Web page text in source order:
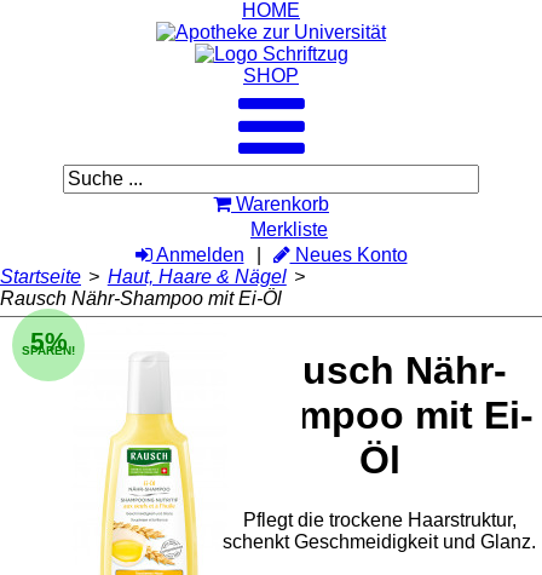
HOME
SHOP
Warenkorb
Merkliste
Anmelden
Neues Konto
Startseite > Haut, Haare & Nägel >
Rausch Nähr-Shampoo mit Ei-Öl
Rausch Nähr-
Shampoo mit Ei-
Öl
5%
SPAREN!
Pflegt die trockene Haarstruktur,
schenkt Geschmeidigkeit und Glanz.